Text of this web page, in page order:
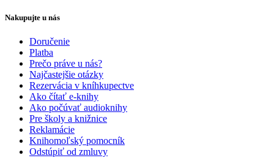
Nakupujte u nás
Doručenie
Platba
Prečo práve u nás?
Najčastejšie otázky
Rezervácia v kníhkupectve
Ako čítať e-knihy
Ako počúvať audioknihy
Pre školy a knižnice
Reklamácie
Knihomoľský pomocník
Odstúpiť od zmluvy